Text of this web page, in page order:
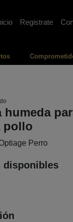
Registrate
humeda
pollo
Perro
disponibles